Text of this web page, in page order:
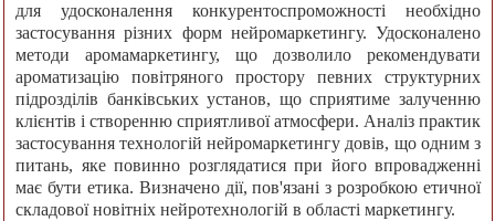
для удосконалення конкурентоспроможності необхідно
застосування різних форм нейромаркетингу. Удосконалено
методи аромамаркетингу, що дозволило рекомендувати
ароматизацію повітряного простору певних структурних
підрозділів банківських установ, що сприятиме залученню
клієнтів і створенню сприятливої атмосфери. Аналіз практик
застосування технологій нейромаркетингу довів, що одним з
питань, яке повинно розглядатися при його впровадженні
має бути етика. Визначено дії, пов'язані з розробкою етичної
складової новітніх нейротехнологій в області маркетингу.